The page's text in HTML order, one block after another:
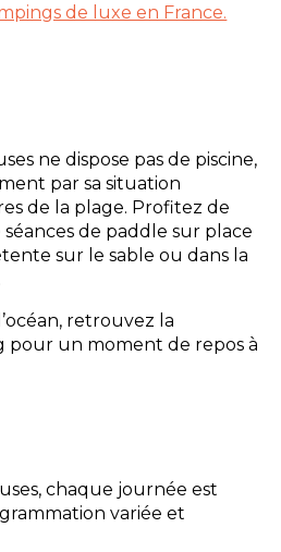
de luxe en France.
ne dispose pas de piscine,
par sa situation
de la plage. Profitez de
de paddle sur place
sur le sable ou dans la
retrouvez la
pour un moment de repos à
chaque journée est
variée et